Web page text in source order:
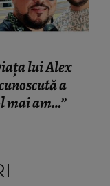
lui Alex
a
am…”